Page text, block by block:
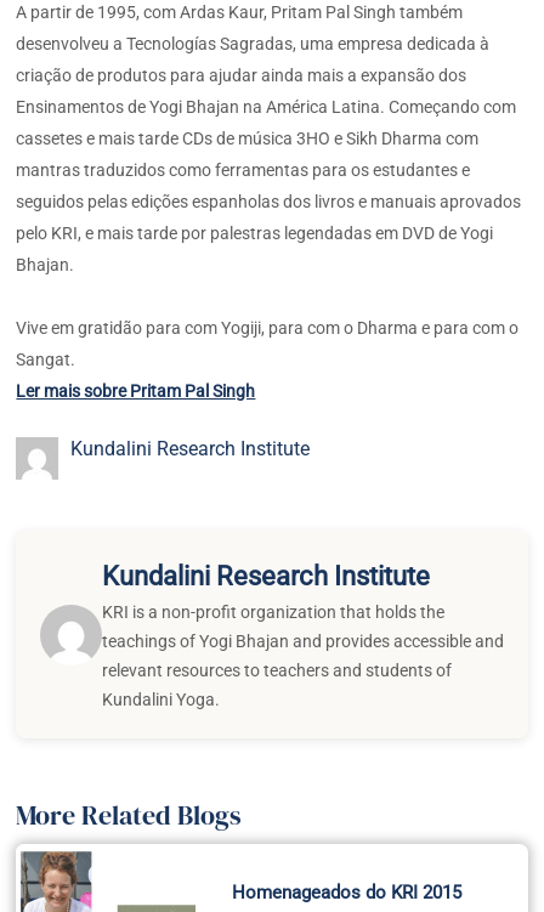
A partir de 1995, com Ardas Kaur, Pritam Pal Singh também
desenvolveu a Tecnologías Sagradas, uma empresa dedicada à
criação de produtos para ajudar ainda mais a expansão dos
Ensinamentos de Yogi Bhajan na América Latina. Começando com
cassetes e mais tarde CDs de música 3HO e Sikh Dharma com
mantras traduzidos como ferramentas para os estudantes e
seguidos pelas edições espanholas dos livros e manuais aprovados
pelo KRI, e mais tarde por palestras legendadas em DVD de Yogi
Bhajan.
Vive em gratidão para com Yogiji, para com o Dharma e para com o
Sangat.
Ler mais sobre Pritam Pal Singh
Kundalini Research Institute
Kundalini Research Institute
KRI is a non-profit organization that holds the
teachings of Yogi Bhajan and provides accessible and
relevant resources to teachers and students of
Kundalini Yoga.
More Related Blogs
Homenageados do KRI 2015